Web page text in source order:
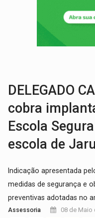
AÇÃO
PF ESTÁ
DELEGADO
cobra
Escola
escola de Jaru
Indicação apresentada
medidas de segurança e
preventivas adotadas no
Assessoria 08 de Maio